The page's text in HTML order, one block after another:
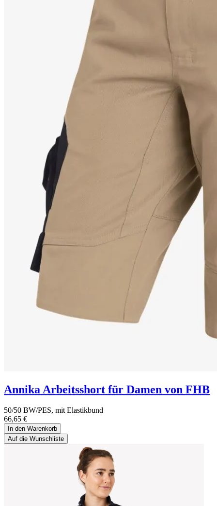
Annika Arbeitsshort für Damen von FHB
50/50 BW/PES, mit Elastikbund
66,65 €
In den Warenkorb
Auf die Wunschliste